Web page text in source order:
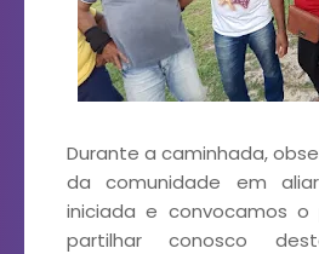
Durante a caminhada,
da comunidade em
iniciada e convocamos
partilhar conosco